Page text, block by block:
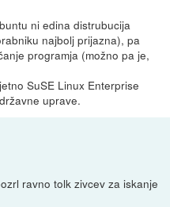
ni edina distrubucija
najbolj prijazna), pa
programja (možno pa je,
SuSE Linux Enterprise
uprave.
ravno tolk zivcev za iskanje